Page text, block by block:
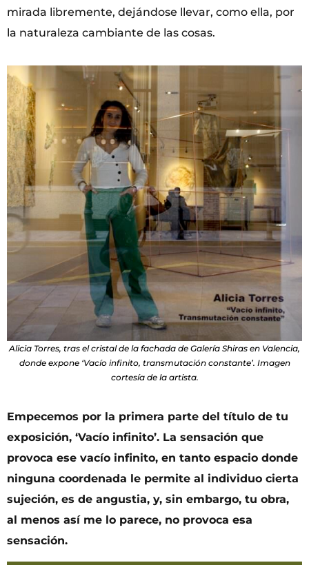
mirada libremente, dejándose llevar, como ella, por
la naturaleza cambiante de las cosas.
Alicia Torres, tras el cristal de la fachada de Galería Shiras en Valencia,
donde expone ‘Vacío infinito, transmutación constante’. Imagen
cortesía de la artista.
Empecemos por la primera parte del título de tu
exposición, ‘Vacío infinito’. La sensación que
provoca ese vacío infinito, en tanto espacio donde
ninguna coordenada le permite al individuo cierta
sujeción, es de angustia, y, sin embargo, tu obra,
al menos así me lo parece, no provoca esa
sensación.